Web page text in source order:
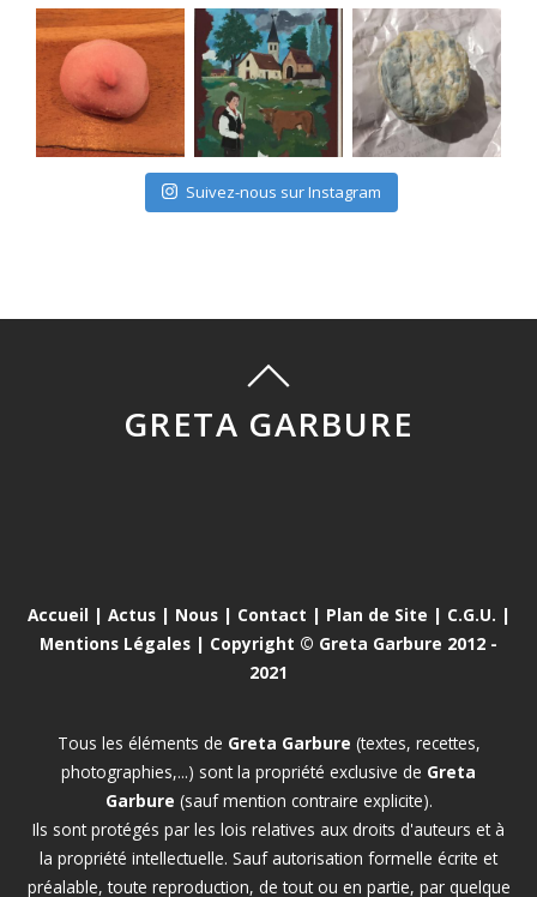
Suivez-nous sur Instagram
GRETA GARBURE
Accueil | Actus| Nous| Contact | Plan de Site | C.G.U. |
Mentions Légales | Copyright © Greta Garbure 2012 -
2021
Tous les éléments de Greta Garbure (textes, recettes,
photographies,...) sont la propriété exclusive de Greta
Garbure (sauf mention contraire explicite).
Ils sont protégés par les lois relatives aux droits d'auteurs et à
la propriété intellectuelle. Sauf autorisation formelle écrite et
préalable, toute reproduction, de tout ou en partie, par quelque